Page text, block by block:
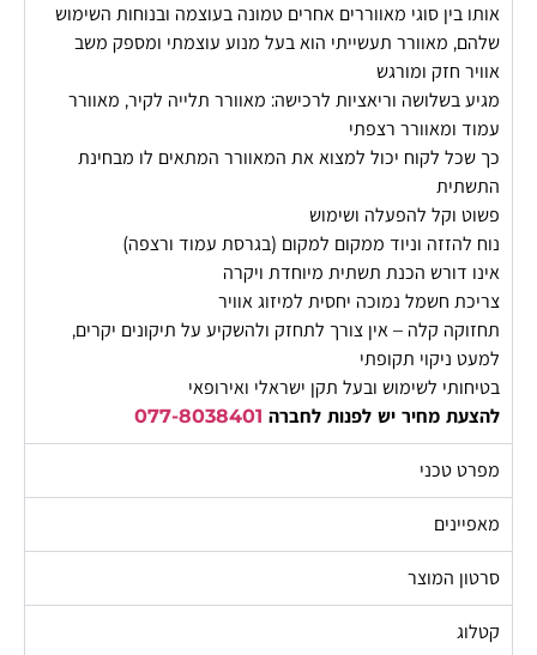
אותו בין סוגי מאווררים אחרים טמונה בעוצמה ובנוחות השימוש
שלהם, מאוורר תעשייתי הוא בעל מנוע עוצמתי ומספק משב
אוויר חזק ומורגש
מגיע בשלושה וריאציות לרכישה: מאוורר תלייה לקיר, מאוורר
עמוד ומאוורר רצפתי
כך שכל לקוח יכול למצוא את המאוורר המתאים לו מבחינת
התשתית
פשוט וקל להפעלה ושימוש
נוח להזזה וניוד ממקום למקום (בגרסת עמוד ורצפה)
אינו דורש הכנת תשתית מיוחדת ויקרה
צריכת חשמל נמוכה יחסית למיזוג אוויר
תחזוקה קלה – אין צורך לתחזק ולהשקיע על תיקונים יקרים,
למעט ניקוי תקופתי
בטיחותי לשימוש ובעל תקן ישראלי ואירופאי
להצעת מחיר יש לפנות לחברה 077-8038401
מפרט טכני
מאפיינים
סרטון המוצר
קטלוג